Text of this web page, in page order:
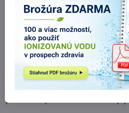
Je pravda, že žalúdok
alkalickej vody?
Za normálnych podmienok sú
Žalúdočná kyselina nie je vopred
podľa potreby, keď potravina vstupuje
voda vstupuje do žalúdka, žalúdok
pH a začne vylučovať viac žalúdočnej